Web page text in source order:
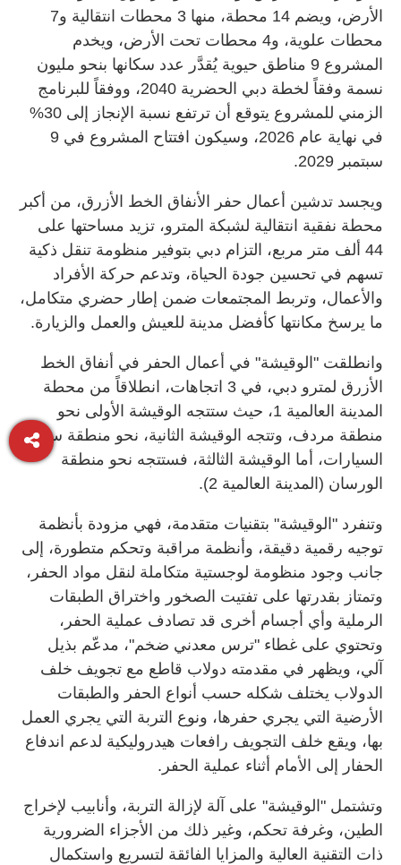
الأرض، ويضم 14 محطة، منها 3 محطات انتقالية و7
محطات علوية، و4 محطات تحت الأرض، ويخدم
المشروع 9 مناطق حيوية يُقدَّر عدد سكانها بنحو مليون
نسمة وفقاً لخطة دبي الحضرية 2040، ووفقاً للبرنامج
الزمني للمشروع يتوقع أن ترتفع نسبة الإنجاز إلى 30%
في نهاية عام 2026، وسيكون افتتاح المشروع في 9
سبتمبر 2029.
ويجسد تدشين أعمال حفر الأنفاق الخط الأزرق، من أكبر
محطة نفقية انتقالية لشبكة المترو، تزيد مساحتها على
44 ألف متر مربع، التزام دبي بتوفير منظومة تنقل ذكية
تسهم في تحسين جودة الحياة، وتدعم حركة الأفراد
والأعمال، وتربط المجتمعات ضمن إطار حضري متكامل،
ما يرسخ مكانتها كأفضل مدينة للعيش والعمل والزيارة.
وانطلقت "الوقيشة" في أعمال الحفر في أنفاق الخط
الأزرق لمترو دبي، في 3 اتجاهات، انطلاقاً من محطة
المدينة العالمية 1، حيث ستتجه الوقيشة الأولى نحو
منطقة مردف، وتتجه الوقيشة الثانية، نحو منطقة سوق
السيارات، أما الوقيشة الثالثة، فستتجه نحو منطقة
الورسان (المدينة العالمية 2).
وتنفرد "الوقيشة" بتقنيات متقدمة، فهي مزودة بأنظمة
توجيه رقمية دقيقة، وأنظمة مراقبة وتحكم متطورة، إلى
جانب وجود منظومة لوجستية متكاملة لنقل مواد الحفر،
وتمتاز بقدرتها على تفتيت الصخور واختراق الطبقات
الرملية وأي أجسام أخرى قد تصادف عملية الحفر،
وتحتوي على غطاء "ترس معدني ضخم"، مدعّم بذيل
آلي، ويظهر في مقدمته دولاب قاطع مع تجويف خلف
الدولاب يختلف شكله حسب أنواع الحفر والطبقات
الأرضية التي يجري حفرها، ونوع التربة التي يجري العمل
بها، ويقع خلف التجويف رافعات هيدروليكية لدعم اندفاع
الحفار إلى الأمام أثناء عملية الحفر.
وتشتمل "الوقيشة" على آلة لإزالة التربة، وأنابيب لإخراج
الطين، وغرفة تحكم، وغير ذلك من الأجزاء الضرورية
ذات التقنية العالية والمزايا الفائقة لتسريع واستكمال